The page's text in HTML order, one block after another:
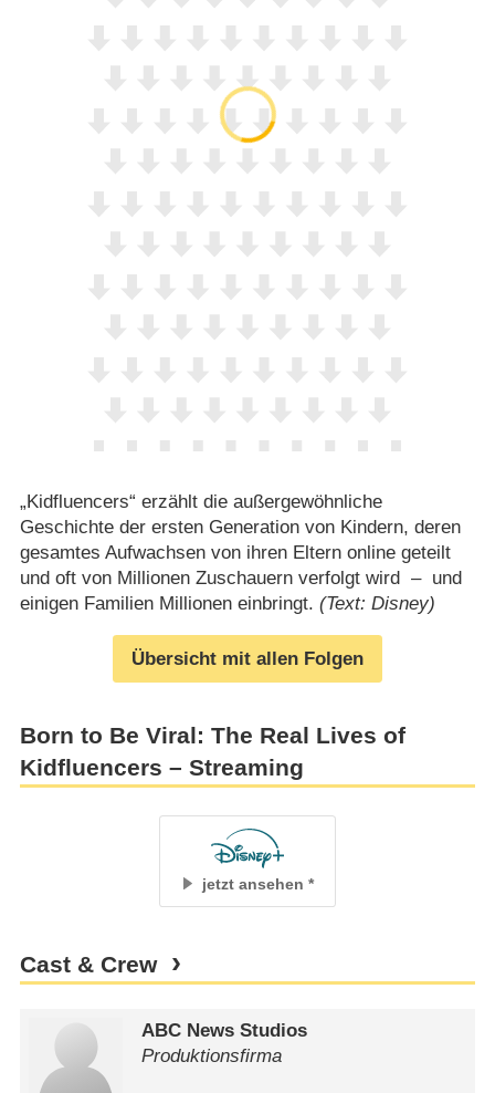
„Kidfluencers“ erzählt die außergewöhnliche
Geschichte der ersten Generation von Kindern, deren
gesamtes Aufwachsen von ihren Eltern online geteilt
und oft von Millionen Zuschauern verfolgt wird – und
einigen Familien Millionen einbringt. (Text: Disney)
Übersicht mit allen Folgen
Born to Be Viral: The Real Lives of
Kidfluencers – Streaming
jetzt ansehen
Cast & Crew
ABC News Studios
Produktionsfirma